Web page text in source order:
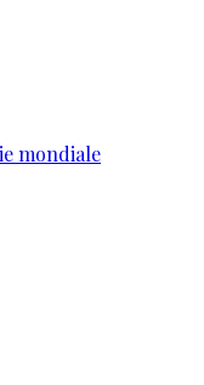
mondiale